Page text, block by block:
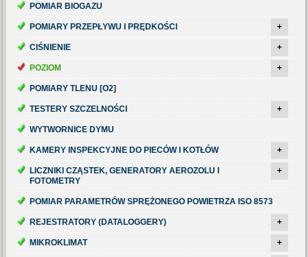
POMIAR BIOGAZU
POMIARY PRZEPŁYWU I PRĘDKOŚCI +
CIŚNIENIE +
POZIOM +
POMIARY TLENU [O2]
TESTERY SZCZELNOŚCI +
WYTWORNICE DYMU
KAMERY INSPEKCYJNE DO PIECÓW I KOTŁÓW +
LICZNIKI CZĄSTEK, GENERATORY AEROZOLU I
FOTOMETRY
+
POMIAR PARAMETRÓW SPRĘŻONEGO POWIETRZA ISO 8573
REJESTRATORY (DATALOGGERY) +
MIKROKLIMAT +